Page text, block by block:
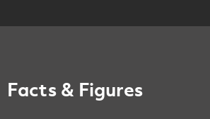
Facts & Figures